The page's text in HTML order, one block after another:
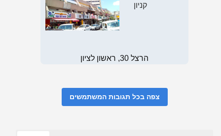
קניון
הרצל 30, ראשון לציון
צפה בכל תגובות המשתמשים